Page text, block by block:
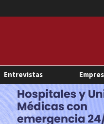
Entrevistas